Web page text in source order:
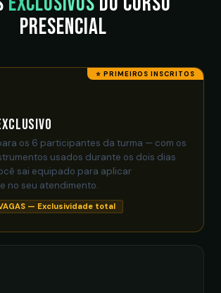
presencial
os 6 participantes da turma — com os
usados durante os dois dias
sai equipado para aplicar
no seu atendimento.
VAGAS — Exclusividade total